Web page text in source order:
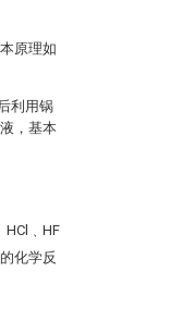
原理如
利用锅
，基本
化学反